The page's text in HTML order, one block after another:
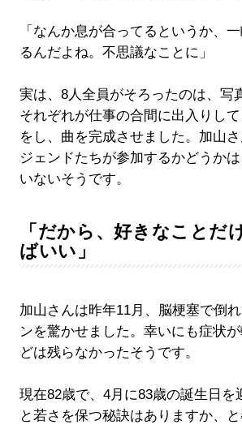
「なんか息が合ってるというか、
るんだよね。不思議なことに」
実は、8人全員がそろったのは、写
それぞれが仕事の合間に出入りし
をし、曲を完成させました。加山
ジェンドたちが参加するかどうか
いないそうです。
「だから、好きなことだ
ばいい」
加山さんは昨年11月、脳梗塞で倒
ンを驚かせました。幸いにも症状
どは残らなかったそうです。
現在82歳で、4月に83歳の誕生日を
と若さを保つ秘訣はありますか、